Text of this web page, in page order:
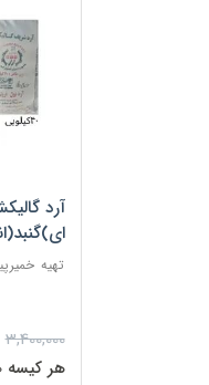
آرد
تهیه
3,400,000
هر کيسه 3,220,000 تومان